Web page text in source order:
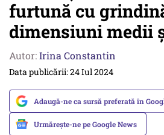
furtună cu
dimensiuni medii
Autor:Irina Constantin
Data publicării: 24 Iul 2024
Adaugă-ne ca sursă preferată în
Urmărește-ne pe Google News